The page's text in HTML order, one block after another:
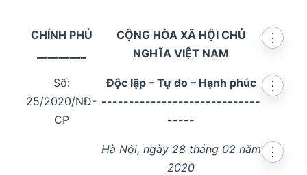
CHÍNH PHỦ
Số:
25/2020/NĐ-
CP
CỘNG HÒA XÃ HỘI CHỦ
NGHĨA VIỆT NAM
⋮
Độc lập – Tự do – Hạnh phúc
-----------------------------
-----
⋮
Hà Nội, ngày 28 tháng 02 năm
2020
⋮